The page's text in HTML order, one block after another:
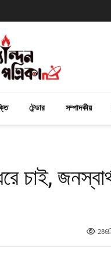
টেন্ডার সম্পাদকীয়
চাই,
286